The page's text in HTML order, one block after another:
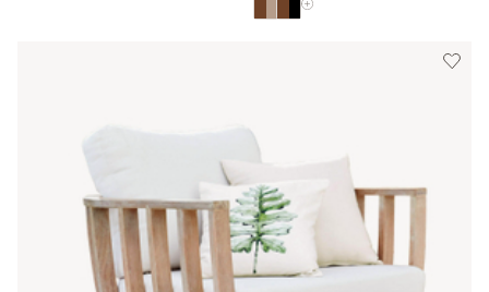
Afficher toutes les couleurs